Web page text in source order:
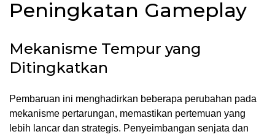
Peningkatan Gameplay
Mekanisme Tempur yang
Ditingkatkan
Pembaruan ini menghadirkan beberapa perubahan pada
mekanisme pertarungan, memastikan pertemuan yang
lebih lancar dan strategis. Penyeimbangan senjata dan